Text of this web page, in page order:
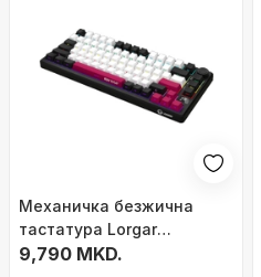
Механичка безжична
тастатура Lorgar
KBP7075W, 75% гејминг,
9,790 MKD.